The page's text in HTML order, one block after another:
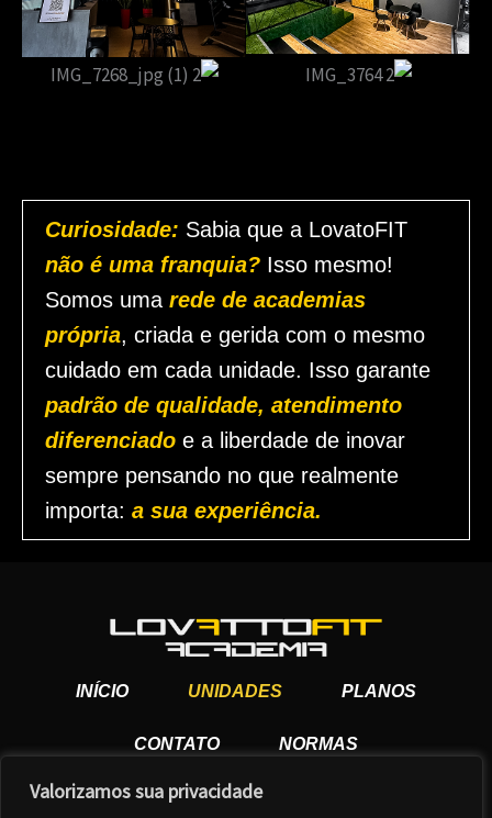
Valorizamos sua privacidade
Curiosidade: Sabia que a LovatoFIT
não é uma franquia? Isso mesmo!
Somos uma rede de academias
própria, criada e gerida com o mesmo
cuidado em cada unidade. Isso garante
padrão de qualidade, atendimento
diferenciado e a liberdade de inovar
sempre pensando no que realmente
importa: a sua experiência.
INÍCIO UNIDADES PLANOS
CONTATO NORMAS
TRABALHE CONOSCO